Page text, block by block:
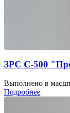
ЗРС С-500
Выполнено в
Подробнее